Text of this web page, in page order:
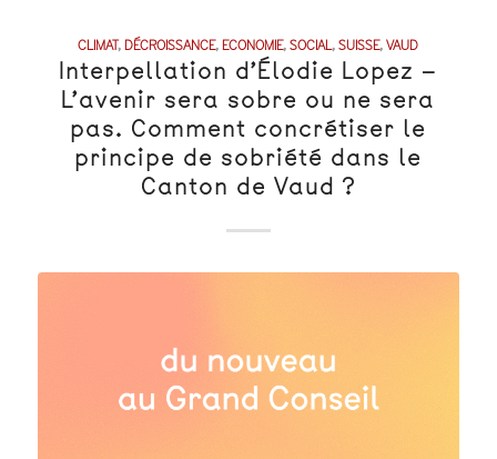
CLIMAT,DÉCROISSANCE,ECONOMIE,SOCIAL,SUISSE,VAUD
Interpellation d’Élodie Lopez –
L’avenir sera sobre ou ne sera
pas. Comment concrétiser le
principe de sobriété dans le
Canton de Vaud ?